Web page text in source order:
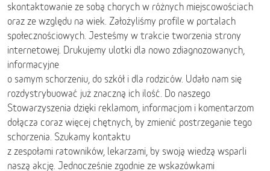
skontaktowanie ze sobą chorych w różnych miejscowościach
oraz ze względu na wiek. Założyliśmy profile w portalach
społecznościowych. Jesteśmy w trakcie tworzenia strony
internetowej. Drukujemy ulotki dla nowo zdiagnozowanych,
informacyjne
o samym schorzeniu, do szkół i dla rodziców. Udało nam się
rozdystrybuować już znaczną ich ilość. Do naszego
Stowarzyszenia dzięki reklamom, informacjom i komentarzom
dołącza coraz więcej chętnych, by zmienić postrzeganie tego
schorzenia. Szukamy kontaktu
z zespołami ratowników, lekarzami, by swoją wiedzą wsparli
naszą akcję. Jednocześnie zgodnie ze wskazówkami